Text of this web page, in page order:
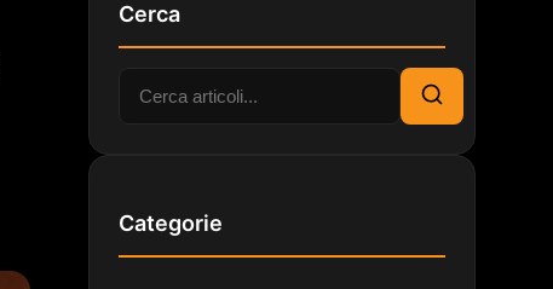
Cerca
Cerca:
Cerca
Categorie